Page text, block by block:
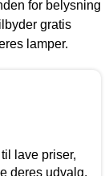
for belysning
gratis
lamper.
lave priser,
deres udvalg.